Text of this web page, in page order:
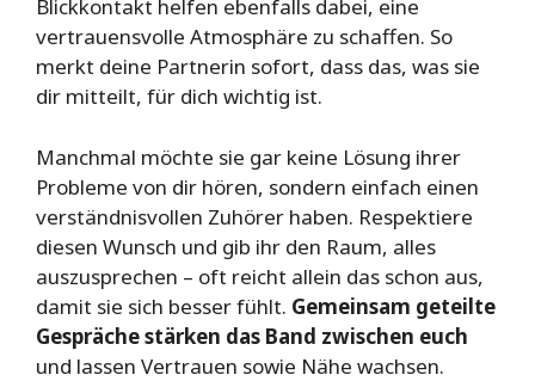
Blickkontakt helfen ebenfalls dabei, eine
vertrauensvolle Atmosphäre zu schaffen. So
merkt deine Partnerin sofort, dass das, was sie
dir mitteilt, für dich wichtig ist.
Manchmal möchte sie gar keine Lösung ihrer
Probleme von dir hören, sondern einfach einen
verständnisvollen Zuhörer haben. Respektiere
diesen Wunsch und gib ihr den Raum, alles
auszusprechen – oft reicht allein das schon aus,
damit sie sich besser fühlt. Gemeinsam geteilte
Gespräche stärken das Band zwischen euch
und lassen Vertrauen sowie Nähe wachsen.